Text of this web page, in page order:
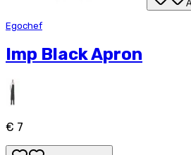
Egochef
Imp Black Apron
€ 7